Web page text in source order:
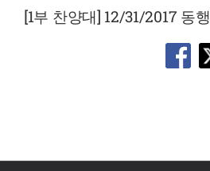
[1부 찬양대] 12/31/2017 동행